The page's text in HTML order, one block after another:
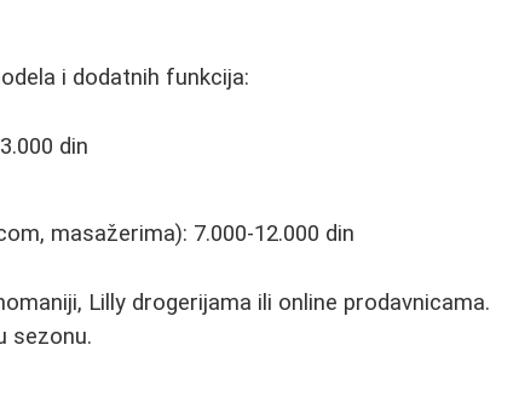
i dodatnih funkcija:
din
masažerima): 7.000-12.000 din
Lilly drogerijama ili online prodavnicama.
sezonu.